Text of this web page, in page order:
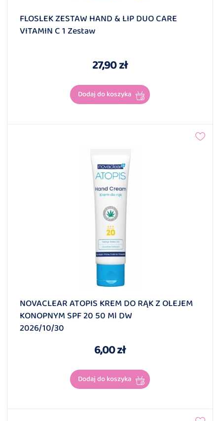
FLOSLEK ZESTAW HAND & LIP DUO CARE
VITAMIN C 1 Zestaw
27,90 zł
Dodaj do koszyka
NOVACLEAR ATOPIS KREM DO RĄK Z OLEJEM
KONOPNYM SPF 20 50 Ml DW
2026/10/30
6,00 zł
Dodaj do koszyka